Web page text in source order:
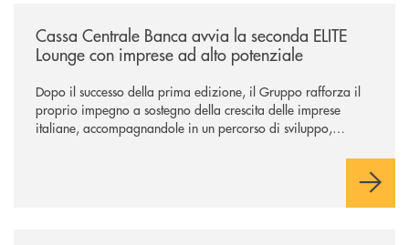
Cassa Centrale Banca avvia la seconda ELITE
Lounge con imprese ad alto potenziale
Dopo il successo della prima edizione, il Gruppo rafforza il
proprio impegno a sostegno della crescita delle imprese
italiane, accompagnandole in un percorso di sviluppo,